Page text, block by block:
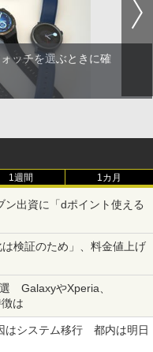
ッチを選ぶときに確
1週間 1カ月
出資に「dポイント使える
検証のため」、料金値上げ
GalaxyやXperia、
は
はシステム移行 都内は明日